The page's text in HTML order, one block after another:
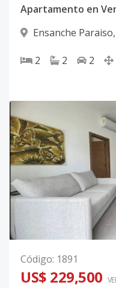
Ensanche Paraiso,
2 2 2
Código: 1891
US$ 229,500